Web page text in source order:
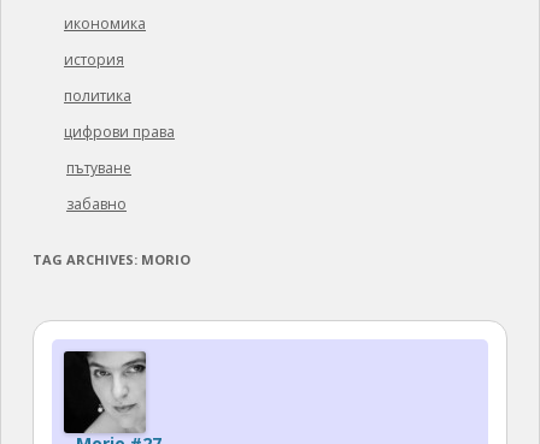
икономика
история
политика
цифрови права
пътуване
забавно
TAG ARCHIVES: MORIO